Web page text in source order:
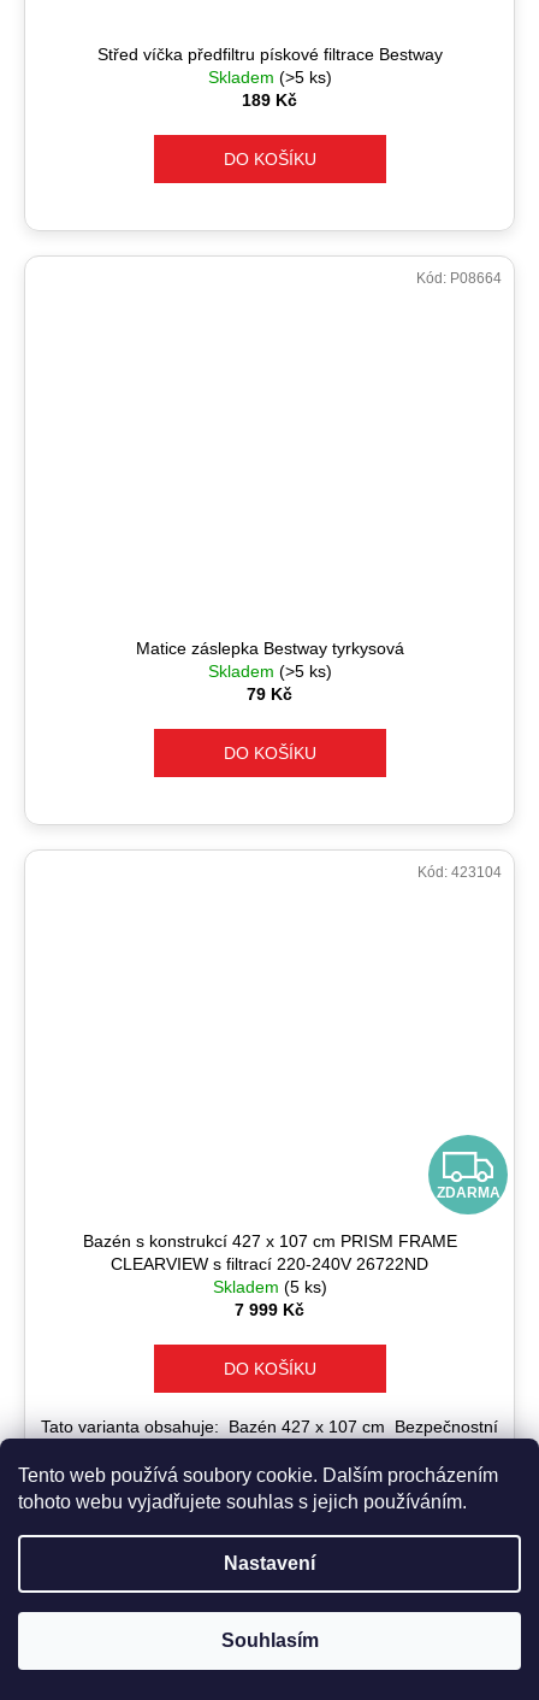
Tento web používá soubory cookie. Dalším procházením
tohoto webu vyjadřujete souhlas s jejich používáním.
Nastavení
Souhlasím
Zboží objednané v pracovní dny do 12:00 odešleme ještě tentýž
Střed víčka předfiltru pískové filtrace Bestway
Skladem (>5 ks)
189 Kč
DO KOŠÍKU
Matice záslepka Bestway tyrkysová
Skladem (>5 ks)
79 Kč
DO KOŠÍKU
Kód: P08664
Z
D
A
ZDARMA
Bazén s konstrukcí 427 x 107 cm PRISM FRAME
CLEARVIEW s filtrací 220-240V 26722ND
Skladem (5 ks)
7 999 Kč
DO KOŠÍKU
Tato varianta obsahuje: Bazén 427 x 107 cm Bezpečnostní
Krycí...
Kód: 423104